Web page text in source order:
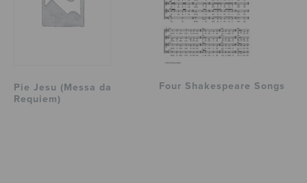
Pie Jesu (Messa da
Requiem)
Four Shakespeare Songs